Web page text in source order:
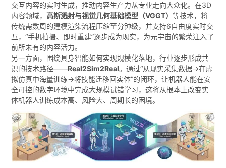
交互内容的实时生成，推动内容生产力从专业走向大众化。在3D
内容领域，高斯溅射与视觉几何基础模型（VGGT）等技术，将
传统需数周的建模渲染流程压缩至分钟级，并支持6自由度实时交
互，“手机拍摄、即时重建”逐步成为现实，为元宇宙的繁荣注入了
前所未有的内容活力。
另一方面，围绕具身智能如何实现规模化落地，行业逐步形成共
识的技术路径——Real2Sim2Real。通过“从现实采集数据→在虚
拟仿真中海量训练→将技能迁移回实体”的闭环，让机器人能在安
全可控的数字环境中完成大规模试错学习，这将从根本上改变实
体机器人训练成本高、风险大、周期长的困境。